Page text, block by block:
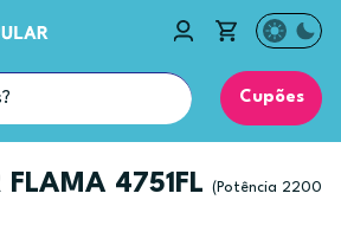
Cupões
FLAMA 4751FL
(Potência 2200